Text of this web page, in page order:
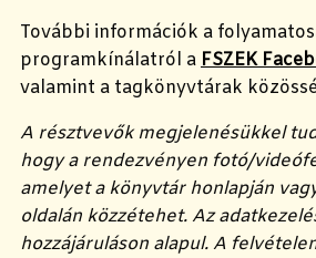
További információk a
programkínálatról a FSZEK
valamint a tagkönyvtárak
A résztvevők megjelenésükkel
hogy a rendezvényen fotó/
amelyet a könyvtár honlapján
oldalán közzétehet. Az
hozzájáruláson alapul. A